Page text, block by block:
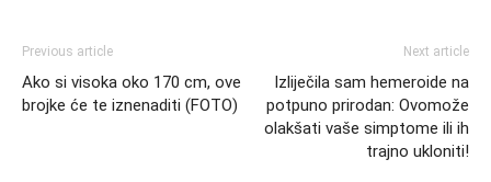
Previous article
Ako si visoka oko 170 cm, ove
brojke će te iznenaditi (FOTO)
Next article
Izliječila sam hemeroide na
potpuno prirodan: Ovomože
olakšati vaše simptome ili ih
trajno ukloniti!